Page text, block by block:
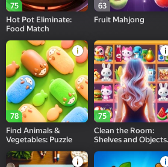
75
Hot Pot Eliminate:
Food Match
63
Fruit Mahjong
78
Find Animals &
Vegetables: Puzzle
75
Clean the Room:
Shelves and Objects